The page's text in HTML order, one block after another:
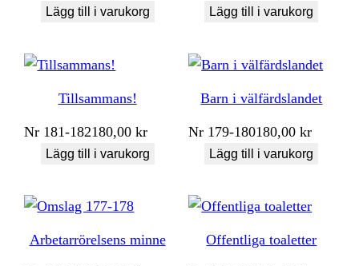
Lägg till i varukorg Lägg till i varukorg
Tillsammans!
Nr 181-182180,00kr
Lägg till i varukorg
Barn i välfärdslandet
Nr 179-180180,00kr
Lägg till i varukorg
Arbetarrörelsens minne Offentliga toaletter